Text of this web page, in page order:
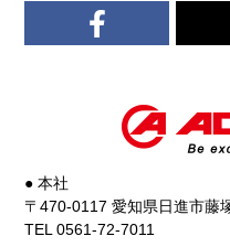
● 本社
〒470-0117 愛知県日進市藤
TEL 0561-72-7011